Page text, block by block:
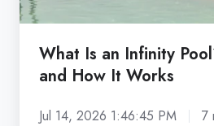
It
Works
What Is an Infinity
and How It Works
Jul 14, 2026 1:46:45 PM 7